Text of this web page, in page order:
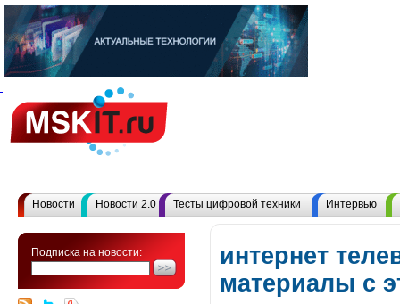
Новости Новости 2.0 Тесты цифровой техники Интервью
Подписка на новости:
интернет
материалы с